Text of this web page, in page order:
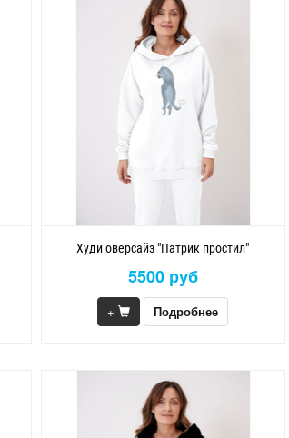
Худи оверсайз "Патрик простил"
5500 руб
+ Подробнее